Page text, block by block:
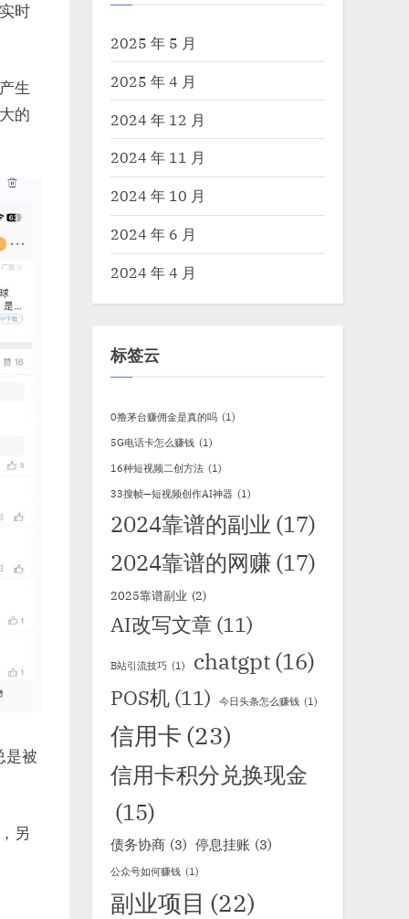
时
生
的
是被
另
2025 年 5 月
2025 年 4 月
2024 年 12 月
2024 年 11 月
2024 年 10 月
2024 年 6 月
2024 年 4 月
标签云
0撸茅台赚佣金是真的吗 (1)
5G电话卡怎么赚钱 (1)
16种短视频二创方法 (1)
33搜帧—短视频创作AI神器 (1)
2024靠谱的副业 (17)
2024靠谱的网赚 (17)
2025靠谱副业 (2)
AI改写文章 (11)
B站引流技巧 (1) chatgpt(16)
POS机 (11) 今日头条怎么赚钱 (1)
信用卡 (23)
信用卡积分兑换现金
(15)
债务协商 (3) 停息挂账 (3)
公众号如何赚钱 (1)
副业项目 (22)